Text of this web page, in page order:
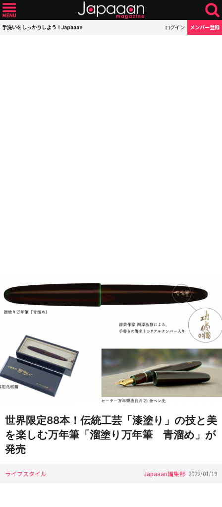
手洗いをしっかりしよう！Japaaan ログイン メンバー登録
世界限定88本！伝統工芸「漆塗り」の技と美
を楽しむ万年筆「溜塗り万年筆 青溜め」が
発売
ライフスタイル Japaaan編集部 2022/01/19